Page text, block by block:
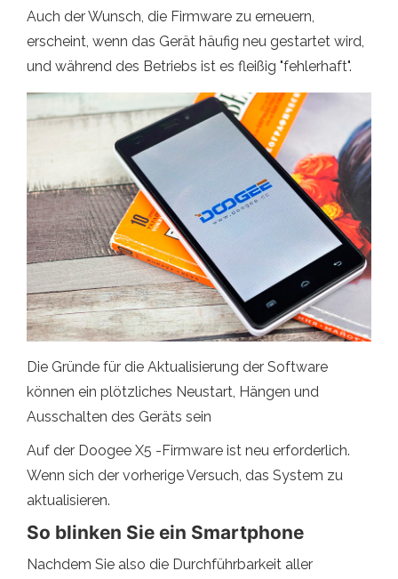
Auch der Wunsch, die Firmware zu erneuern,
erscheint, wenn das Gerät häufig neu gestartet wird,
und während des Betriebs ist es fleißig "fehlerhaft".
Die Gründe für die Aktualisierung der Software
können ein plötzliches Neustart, Hängen und
Ausschalten des Geräts sein
Auf der Doogee X5 -Firmware ist neu erforderlich.
Wenn sich der vorherige Versuch, das System zu
aktualisieren.
So blinken Sie ein Smartphone
Nachdem Sie also die Durchführbarkeit aller